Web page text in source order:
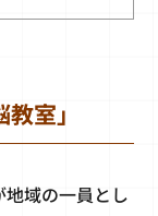
室」
地域の一員とし